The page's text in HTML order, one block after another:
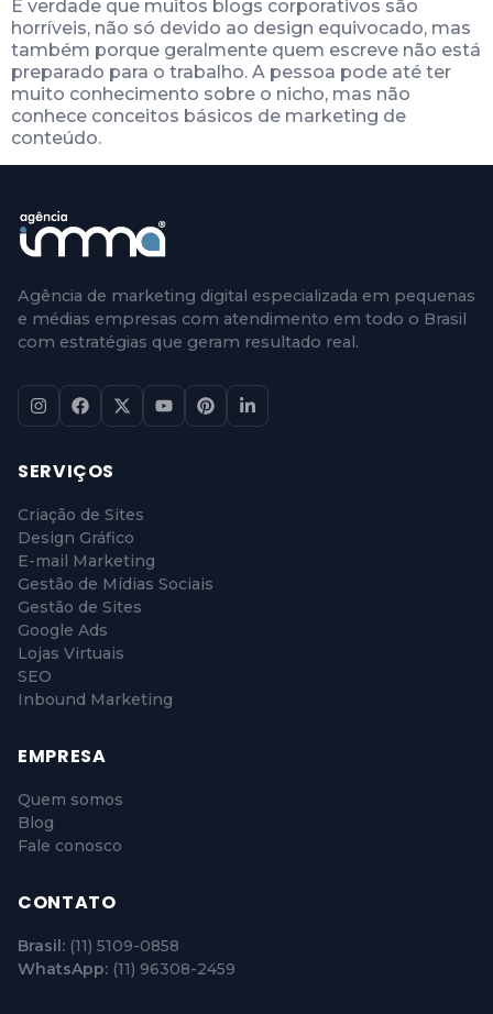
É verdade que muitos blogs corporativos são
horríveis, não só devido ao design equivocado, mas
também porque geralmente quem escreve não está
preparado para o trabalho. A pessoa pode até ter
muito conhecimento sobre o nicho, mas não
conhece conceitos básicos de marketing de
conteúdo.
Agência de marketing digital especializada em pequenas
e médias empresas com atendimento em todo o Brasil
com estratégias que geram resultado real.
SERVIÇOS
Criação de Sites
Design Gráfico
E-mail Marketing
Gestão de Mídias Sociais
Gestão de Sites
Google Ads
Lojas Virtuais
SEO
Inbound Marketing
EMPRESA
Quem somos
Blog
Fale conosco
CONTATO
Brasil: (11) 5109-0858
WhatsApp: (11) 96308-2459